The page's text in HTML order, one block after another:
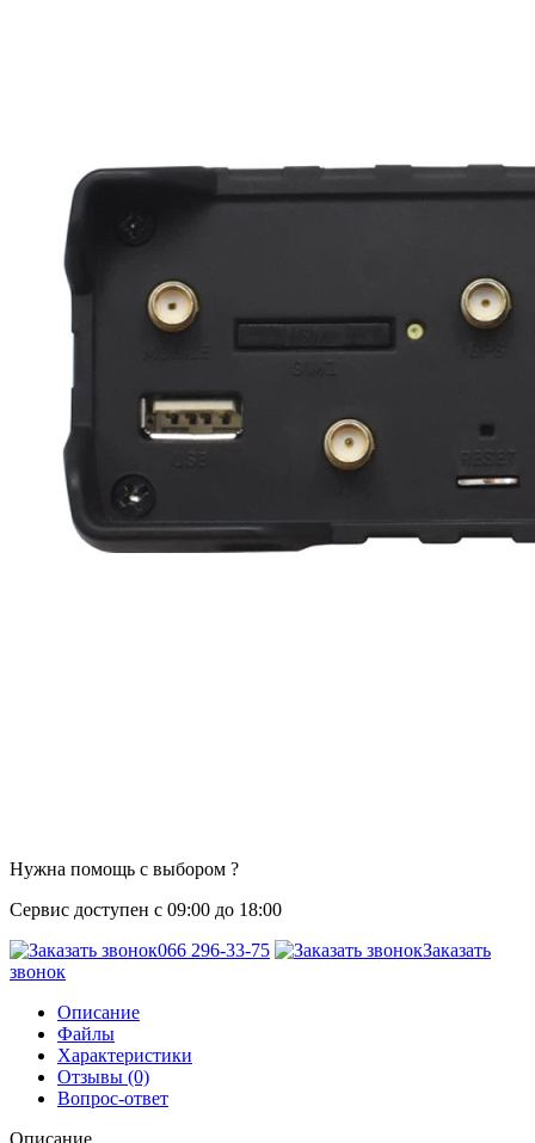
Нужна помощь с выбором ?
Сервис доступен с 09:00 до 18:00
066 296-33-75
Заказать
звонок
Описание
Файлы
Характеристики
Отзывы (0)
Вопрос-ответ
Описание